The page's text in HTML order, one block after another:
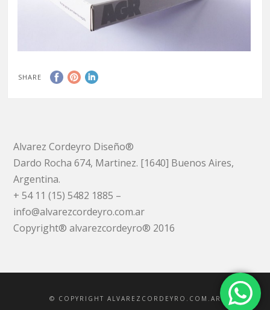
SHARE
Alvarez Cordeyro Diseño®
Dardo Rocha 674, Martinez. [1640] Buenos Aires,
Argentina.
+ 54 11 (15) 5482 1885 –
info@alvarezcordeyro.com.ar
Copyright® alvarezcordeyro® 2016
© COPYRIGHT ALVAREZCORDEYRO.COM.AR